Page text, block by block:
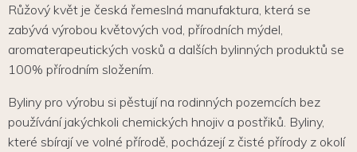
Růžový květ je česká řemeslná manufaktura, která se
zabývá výrobou květových vod, přírodních mýdel,
aromaterapeutických vosků a dalších bylinných produktů se
100% přírodním složením.
Byliny pro výrobu si pěstují na rodinných pozemcích bez
používání jakýchkoli chemických hnojiv a postřiků. Byliny,
které sbírají ve volné přírodě, pocházejí z čisté přírody z okolí